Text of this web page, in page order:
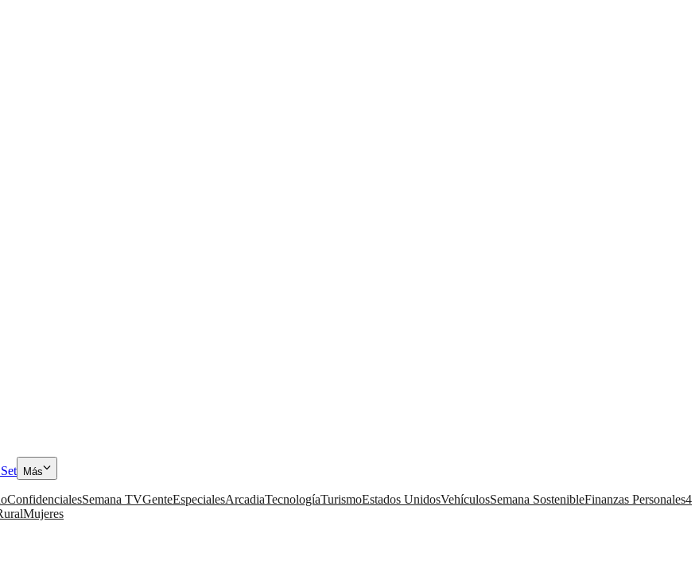
Más
ConfidencialesSemana TVGenteEspecialesArcadiaTecnologíaTurismoEstados UnidosVehículosSemana SostenibleFinanzas Personales4
Mujeres